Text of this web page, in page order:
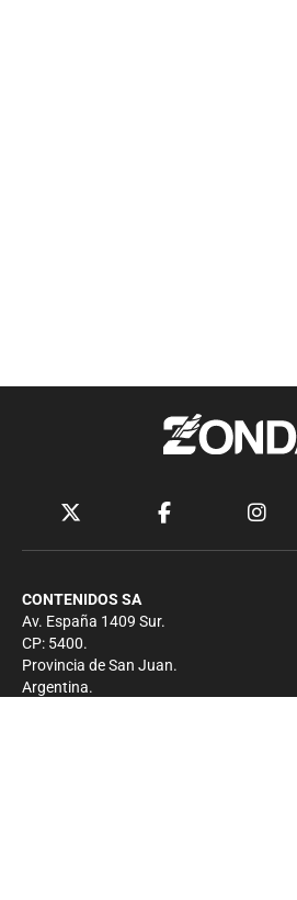
CONTENIDOS SA
Av. España 1409 Sur.
CP: 5400.
Provincia de San Juan.
Argentina.